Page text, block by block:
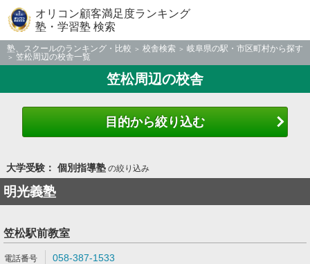
オリコン顧客満足度ランキング
塾・学習塾 検索
塾、スクールのランキング・比較 校舎検索
岐阜県の駅・市区町村から探す
笠松周辺の校舎一覧
笠松周辺の校舎
目的から絞り込む
大学受験： 個別指導塾の絞り込み
明光義塾
笠松駅前教室
058-387-1533